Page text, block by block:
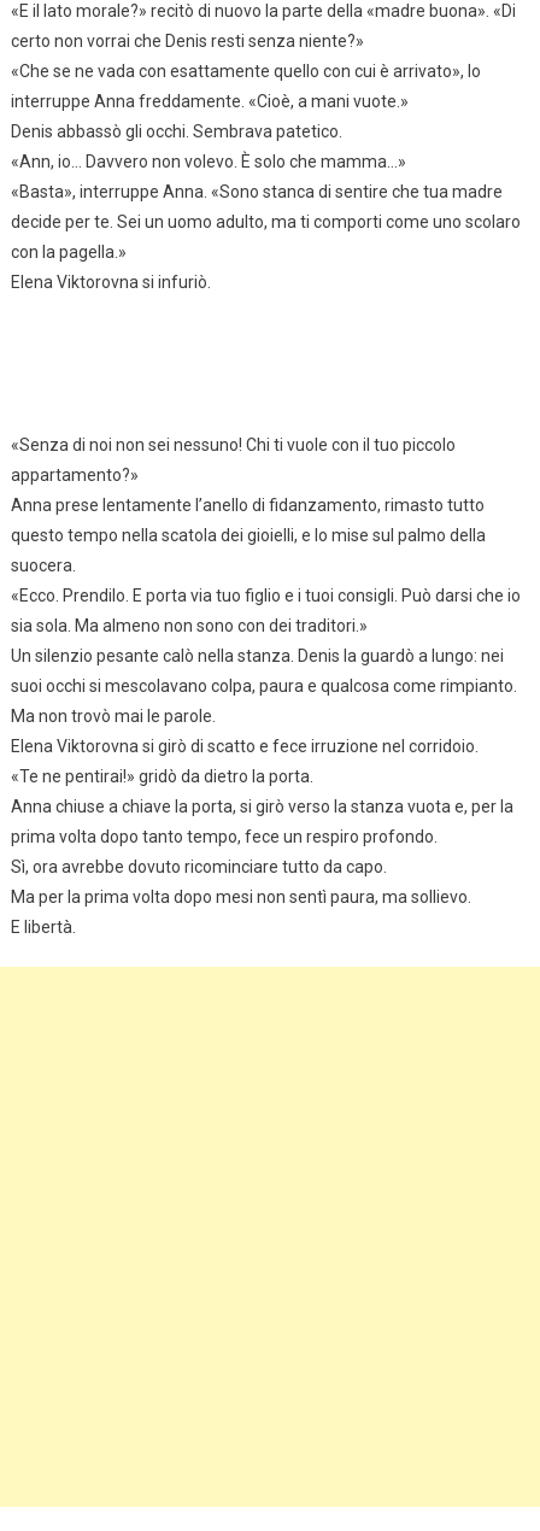
«E il lato morale?» recitò di nuovo la parte della «madre buona». «Di
certo non vorrai che Denis resti senza niente?»
«Che se ne vada con esattamente quello con cui è arrivato», lo
interruppe Anna freddamente. «Cioè, a mani vuote.»
Denis abbassò gli occhi. Sembrava patetico.
«Ann, io… Davvero non volevo. È solo che mamma…»
«Basta», interruppe Anna. «Sono stanca di sentire che tua madre
decide per te. Sei un uomo adulto, ma ti comporti come uno scolaro
con la pagella.»
Elena Viktorovna si infuriò.
«Senza di noi non sei nessuno! Chi ti vuole con il tuo piccolo
appartamento?»
Anna prese lentamente l’anello di fidanzamento, rimasto tutto
questo tempo nella scatola dei gioielli, e lo mise sul palmo della
suocera.
«Ecco. Prendilo. E porta via tuo figlio e i tuoi consigli. Può darsi che io
sia sola. Ma almeno non sono con dei traditori.»
Un silenzio pesante calò nella stanza. Denis la guardò a lungo: nei
suoi occhi si mescolavano colpa, paura e qualcosa come rimpianto.
Ma non trovò mai le parole.
Elena Viktorovna si girò di scatto e fece irruzione nel corridoio.
«Te ne pentirai!» gridò da dietro la porta.
Anna chiuse a chiave la porta, si girò verso la stanza vuota e, per la
prima volta dopo tanto tempo, fece un respiro profondo.
Sì, ora avrebbe dovuto ricominciare tutto da capo.
Ma per la prima volta dopo mesi non sentì paura, ma sollievo.
E libertà.